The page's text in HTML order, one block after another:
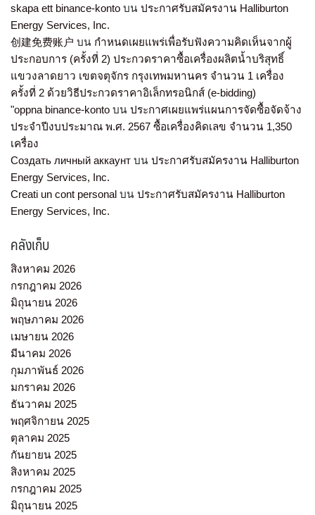
skapa ett binance-konto บน ประกาศรับสมัครงาน Halliburton
Energy Services, Inc.
创建免费账户 บน กำหนดเผยแพร่เพื่อรับฟังความคิดเห็นจากผู้
ประกอบการ (ครั้งที่ 2) ประกวดราคาซื้อเครื่องผลิตน้ำบริสุทธิ์
แขวงลาดยาว เขตจตุจักร กรุงเทพมหานคร จำนวน 1 เครื่อง
ครั้งที่ 2 ด้วยวิธีประกวดราคาอิเล็กทรอนิกส์ (e-bidding)
"oppna binance-konto บน ประกาศเผยแพร่แผนการจัดซื้อจัดจ้าง
ประจำปีงบประมาณ พ.ศ. 2567 ซื้อเครื่องคิดเลข จำนวน 1,350
เครื่อง
Создать личный аккаунт บน ประกาศรับสมัครงาน Halliburton
Energy Services, Inc.
Creati un cont personal บน ประกาศรับสมัครงาน Halliburton
Energy Services, Inc.
คลังเก็บ
สิงหาคม 2026
กรกฎาคม 2026
มิถุนายน 2026
พฤษภาคม 2026
เมษายน 2026
มีนาคม 2026
กุมภาพันธ์ 2026
มกราคม 2026
ธันวาคม 2025
พฤศจิกายน 2025
ตุลาคม 2025
กันยายน 2025
สิงหาคม 2025
กรกฎาคม 2025
มิถุนายน 2025